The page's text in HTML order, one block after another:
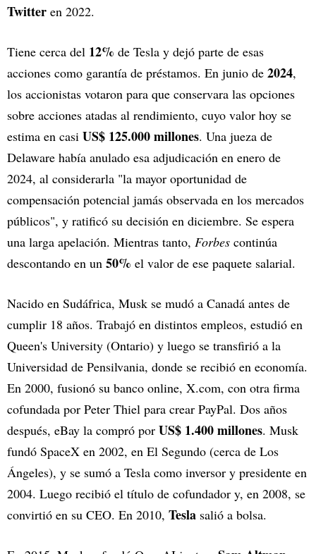
Twitter en 2022.
Tiene cerca del 12% de Tesla y dejó parte de esas
acciones como garantía de préstamos. En junio de 2024,
los accionistas votaron para que conservara las opciones
sobre acciones atadas al rendimiento, cuyo valor hoy se
estima en casi US$ 125.000 millones. Una jueza de
Delaware había anulado esa adjudicación en enero de
2024, al considerarla "la mayor oportunidad de
compensación potencial jamás observada en los mercados
públicos", y ratificó su decisión en diciembre. Se espera
una larga apelación. Mientras tanto, Forbes continúa
descontando en un 50% el valor de ese paquete salarial.
Nacido en Sudáfrica, Musk se mudó a Canadá antes de
cumplir 18 años. Trabajó en distintos empleos, estudió en
Queen's University (Ontario) y luego se transfirió a la
Universidad de Pensilvania, donde se recibió en economía.
En 2000, fusionó su banco online, X.com, con otra firma
cofundada por Peter Thiel para crear PayPal. Dos años
después, eBay la compró por US$ 1.400 millones. Musk
fundó SpaceX en 2002, en El Segundo (cerca de Los
Ángeles), y se sumó a Tesla como inversor y presidente en
2004. Luego recibió el título de cofundador y, en 2008, se
convirtió en su CEO. En 2010, Tesla salió a bolsa.